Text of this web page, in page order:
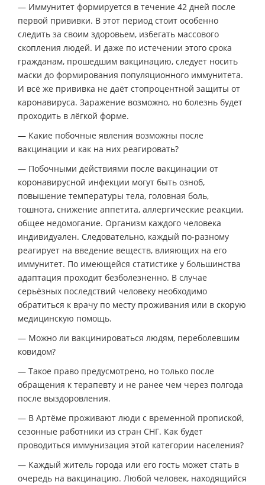
— Иммунитет формируется в течение 42 дней после
первой прививки. В этот период стоит особенно
следить за своим здоровьем, избегать массового
скопления людей. И даже по истечении этого срока
гражданам, прошедшим вакцинацию, следует носить
маски до формирования популяционного иммунитета.
И всё же прививка не даёт стопроцентной защиты от
каронавируса. Заражение возможно, но болезнь будет
проходить в лёгкой форме.
— Какие побочные явления возможны после
вакцинации и как на них реагировать?
— Побочными действиями после вакцинации от
коронавирусной инфекции могут быть озноб,
повышение температуры тела, головная боль,
тошнота, снижение аппетита, аллергические реакции,
общее недомогание. Организм каждого человека
индивидуален. Следовательно, каждый по-разному
реагирует на введение веществ, влияющих на его
иммунитет. По имеющейся статистике у большинства
адаптация проходит безболезненно. В случае
серьёзных последствий человеку необходимо
обратиться к врачу по месту проживания или в скорую
медицинскую помощь.
— Можно ли вакцинироваться людям, переболевшим
ковидом?
— Такое право предусмотрено, но только после
обращения к терапевту и не ранее чем через полгода
после выздоровления.
— В Артёме проживают люди с временной пропиской,
сезонные работники из стран СНГ. Как будет
проводиться иммунизация этой категории населения?
— Каждый житель города или его гость может стать в
очередь на вакцинацию. Любой человек, находящийся